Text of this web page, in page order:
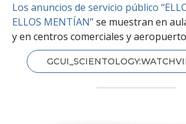
Los anuncios de servicio público
ELLOS MENTÍAN”se muestran en
y en centros comerciales y